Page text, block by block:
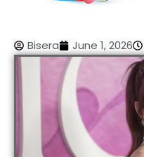
Bisera June 1, 2026